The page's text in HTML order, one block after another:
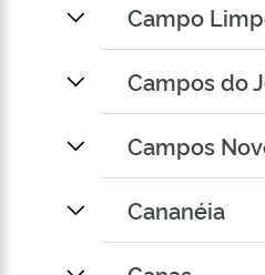
Campo
Campos do
Campos
Cananéia